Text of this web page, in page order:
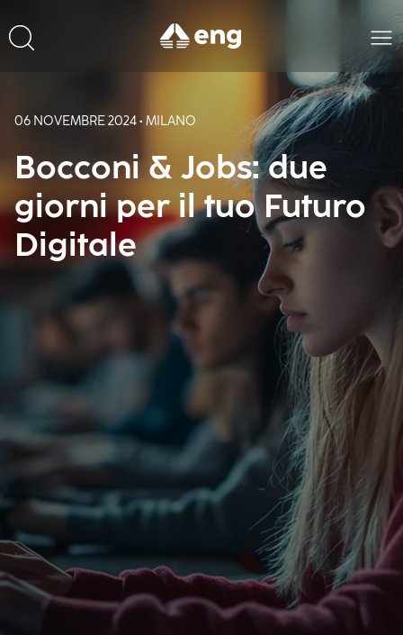
06 NOVEMBRE 2024 • MILANO
Bocconi & Jobs: due
giorni per il tuo Futuro
Digitale